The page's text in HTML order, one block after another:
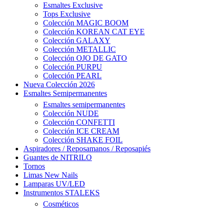
Esmaltes Exclusive
Tops Exclusive
Colección MAGIC BOOM
Colección KOREAN CAT EYE
Colección GALAXY
Colección METALLIC
Colección OJO DE GATO
Colección PURPU
Colección PEARL
Nueva Colección 2026
Esmaltes Semipermanentes
Esmaltes semipermanentes
Colección NUDE
Colección CONFETTI
Colección ICE CREAM
Colección SHAKE FOIL
Aspiradores / Reposamanos / Reposapiés
Guantes de NITRILO
Tornos
Limas New Nails
Lamparas UV/LED
Instrumentos STALEKS
Cosméticos